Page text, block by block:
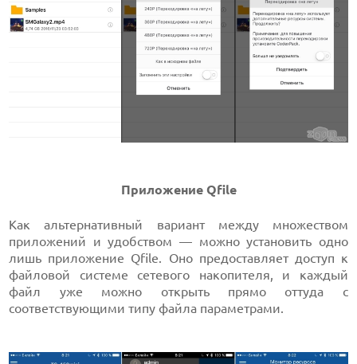
Приложение Qfile
Как альтернативный вариант между множеством
приложений и удобством — можно установить одно
лишь приложение Qfile. Оно предоставляет доступ к
файловой системе сетевого накопителя, и каждый
файл уже можно открыть прямо оттуда с
соответствующими типу файла параметрами.